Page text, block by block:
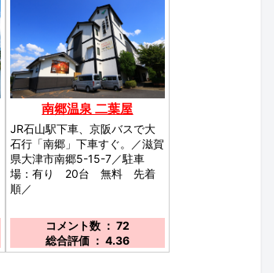
南郷温泉 二葉屋
JR石山駅下車、京阪バスで大
石行「南郷」下車すぐ。／滋賀
県大津市南郷5-15-7／駐車
場：有り 20台 無料 先着
順／
コメント数 ： 72
総合評価 ： 4.36